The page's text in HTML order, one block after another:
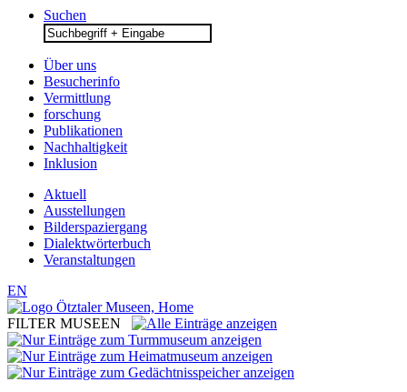
Suchen
Search
for:
Über uns
Besucherinfo
Vermittlung
forschung
Publikationen
Nachhaltigkeit
Inklusion
Aktuell
Ausstellungen
Bilderspaziergang
Dialektwörterbuch
Veranstaltungen
EN
FILTER MUSEEN